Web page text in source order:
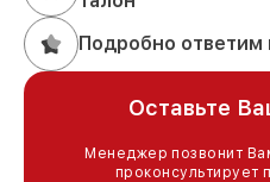
Подробно
Оставьте
Менеджер позвонит
проконсультирует